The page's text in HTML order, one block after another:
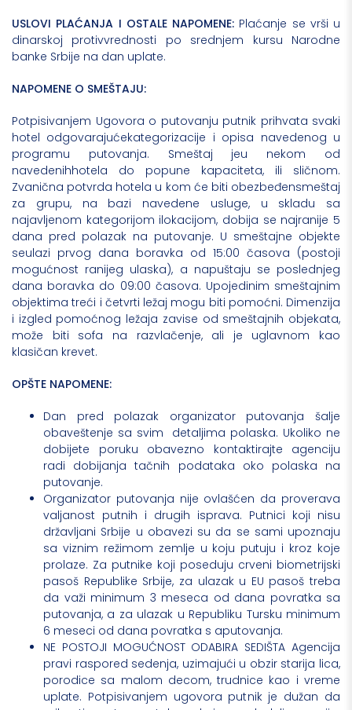
USLOVI PLAĆANJA I OSTALE NAPOMENE: Plaćanje se vrši u
dinarskoj protivvrednosti po srednjem kursu Narodne
banke Srbije na dan uplate.
NAPOMENE O SMEŠTAJU:
Potpisivanjem Ugovora o putovanju putnik prihvata svaki
hotel odgovarajućekategorizacije i opisa navedenog u
programu putovanja. Smeštaj jeu nekom od
navedenihhotela do popune kapaciteta, ili sličnom.
Zvanična potvrda hotela u kom će biti obezbeđensmeštaj
za grupu, na bazi navedene usluge, u skladu sa
najavljenom kategorijom ilokacijom, dobija se najranije 5
dana pred polazak na putovanje. U smeštajne objekte
seulazi prvog dana boravka od 15:00 časova (postoji
mogućnost ranijeg ulaska), a napuštaju se poslednjeg
dana boravka do 09:00 časova. Upojedinim smeštajnim
objektima treći i četvrti ležaj mogu biti pomoćni. Dimenzija
i izgled pomoćnog ležaja zavise od smeštajnih objekata,
može biti sofa na razvlačenje, ali je uglavnom kao
klasičan krevet.
OPŠTE NAPOMENE:
Dan pred polazak organizator putovanja šalje
obaveštenje sa svim detaljima polaska. Ukoliko ne
dobijete poruku obavezno kontaktirajte agenciju
radi dobijanja tačnih podataka oko polaska na
putovanje.
Organizator putovanja nije ovlašćen da proverava
valjanost putnih i drugih isprava. Putnici koji nisu
državljani Srbije u obavezi su da se sami upoznaju
sa viznim režimom zemlje u koju putuju i kroz koje
prolaze. Za putnike koji poseduju crveni biometrijski
pasoš Republike Srbije, za ulazak u EU pasoš treba
da važi minimum 3 meseca od dana povratka sa
putovanja, a za ulazak u Republiku Tursku minimum
6 meseci od dana povratka s aputovanja.
NE POSTOJI MOGUĆNOST ODABIRA SEDIŠTA Agencija
pravi raspored sedenja, uzimajući u obzir starija lica,
porodice sa malom decom, trudnice kao i vreme
uplate. Potpisivanjem ugovora putnik je dužan da